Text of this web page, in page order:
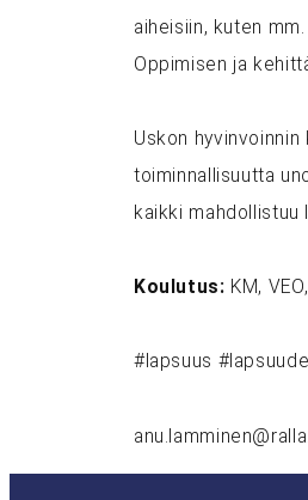
aiheisiin, kuten
Oppimisen ja
Uskon
toiminnallisuutta
kaikki
Koulutus: KM,
#lapsuus